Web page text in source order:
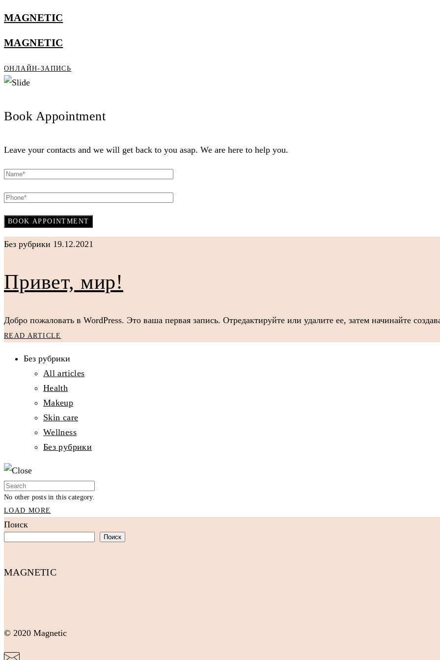
MAGNETIC
MAGNETIC
ОНЛАЙН-ЗАПИСЬ
Book Appointment
Leave your contacts and we will get back to you asap. We are here to help you.
Без рубрики 19.12.2021
Привет, мир!
Добро пожаловать в WordPress. Это ваша первая запись. Отредактируйте или удалите ее, затем начинайте
READ ARTICLE
Без рубрики
All articles
Health
Makeup
Skin care
Wellness
Без рубрики
No other posts in this category.
LOAD MORE
Поиск
Поиск
MAGNETIC
© 2020 Magnetic